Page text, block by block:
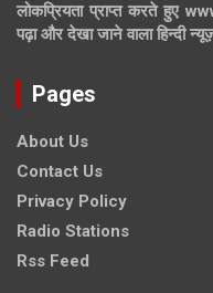
लोकप्रियता प्राप्त करते हुए
पढ़ा और देखा जाने वाला हिन्दी
Pages
About Us
Contact Us
Privacy Policy
Radio Stations
Rss Feed